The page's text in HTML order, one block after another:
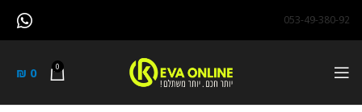
053-49-380-92
0
₪ 0